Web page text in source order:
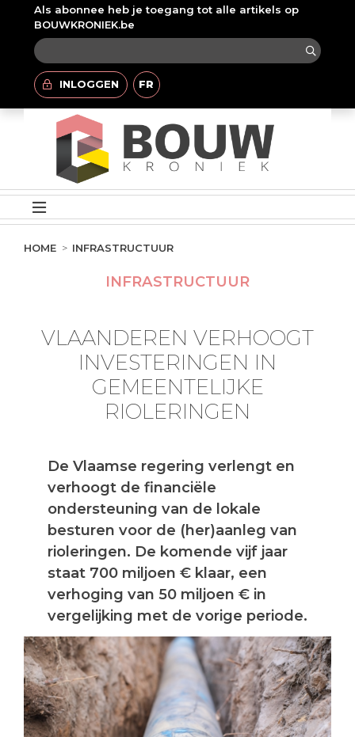
Als abonnee heb je toegang tot alle artikels op
BOUWKRONIEK.be
INLOGGEN FR
HOME INFRASTRUCTUUR
INFRASTRUCTUUR
VLAANDEREN VERHOOGT
INVESTERINGEN IN
GEMEENTELIJKE
RIOLERINGEN
De Vlaamse regering verlengt en
verhoogt de financiële
ondersteuning van de lokale
besturen voor de (her)aanleg van
rioleringen. De komende vijf jaar
staat 700 miljoen € klaar, een
verhoging van 50 miljoen € in
vergelijking met de vorige periode.